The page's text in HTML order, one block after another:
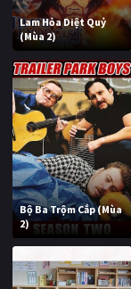
Lam Hỏa Diệt Quỷ
(Mùa 2)
Bộ Ba Trộm Cắp (Mùa
2)